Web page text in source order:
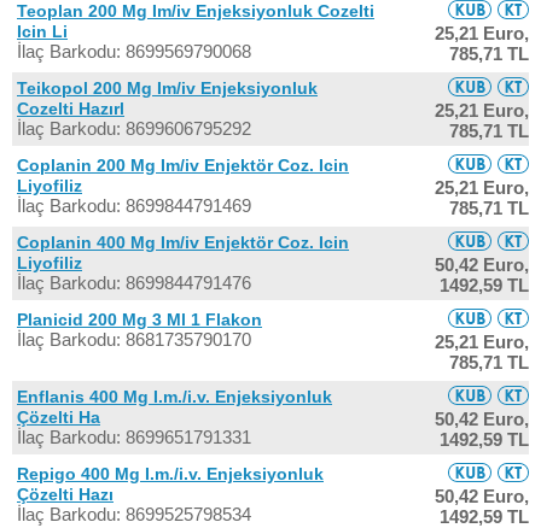
Teoplan 200 Mg Im/iv Enjeksiyonluk Cozelti
Icin Li
İlaç Barkodu: 8699569790068
25,21 Euro,
785,71 TL
Teikopol 200 Mg Im/iv Enjeksiyonluk
Cozelti Hazırl
İlaç Barkodu: 8699606795292
25,21 Euro,
785,71 TL
Coplanin 200 Mg Im/iv Enjektör Coz. Icin
Liyofiliz
İlaç Barkodu: 8699844791469
25,21 Euro,
785,71 TL
Coplanin 400 Mg Im/iv Enjektör Coz. Icin
Liyofiliz
İlaç Barkodu: 8699844791476
50,42 Euro,
1492,59 TL
Planicid 200 Mg 3 Ml 1 Flakon
İlaç Barkodu: 8681735790170
25,21 Euro,
785,71 TL
Enflanis 400 Mg I.m./i.v. Enjeksiyonluk
Çözelti Ha
İlaç Barkodu: 8699651791331
50,42 Euro,
1492,59 TL
Repigo 400 Mg I.m./i.v. Enjeksiyonluk
Çözelti Hazı
İlaç Barkodu: 8699525798534
50,42 Euro,
1492,59 TL